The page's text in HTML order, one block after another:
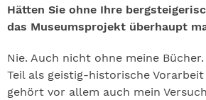
Hätten Sie ohne Ihre
das Museumsprojekt überhaupt
Nie. Auch nicht ohne meine
Teil als geistig-historische
gehört vor allem auch mein